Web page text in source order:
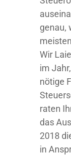
genau,
meisten
Wir
im
nötige
raten
das
2018
in